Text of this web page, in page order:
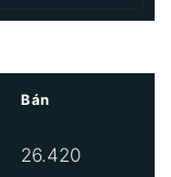
Bán
26.420